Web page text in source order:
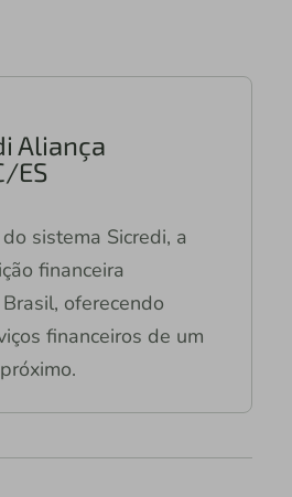
Aliança
ES
sistema Sicredi, a
financeira
oferecendo
financeiros de um